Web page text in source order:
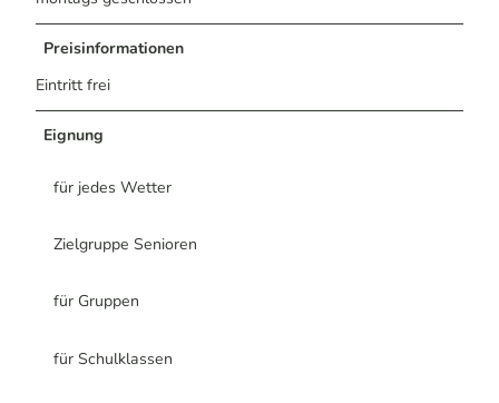
Preisinformationen
Eintritt frei
Eignung
für jedes Wetter
Zielgruppe Senioren
für Gruppen
für Schulklassen